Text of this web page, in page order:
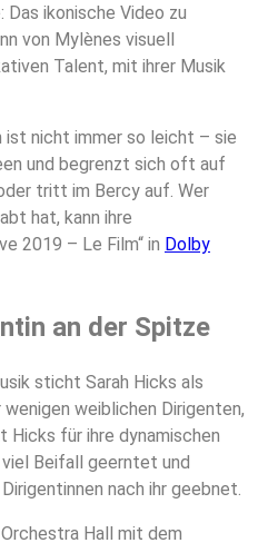
ikonische Video zu
von Mylènes visuell
Talent, mit ihrer Musik
ist nicht immer so leicht – sie
und begrenzt sich oft auf
tritt im Bercy auf. Wer
hat, kann ihre
2019 – Le Film“ in Dolby
an der Spitze
sticht Sarah Hicks als
weiblichen Dirigenten,
Hicks für ihre dynamischen
Beifall geerntet und
nach ihr geebnet.
Hall mit dem